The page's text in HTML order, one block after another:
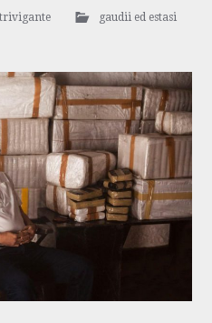
trivigante gaudii ed estasi